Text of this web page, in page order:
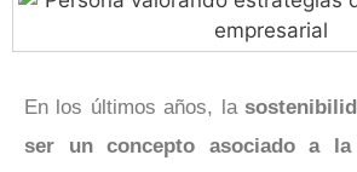
En los últimos años, la
ser un concepto asociado a la